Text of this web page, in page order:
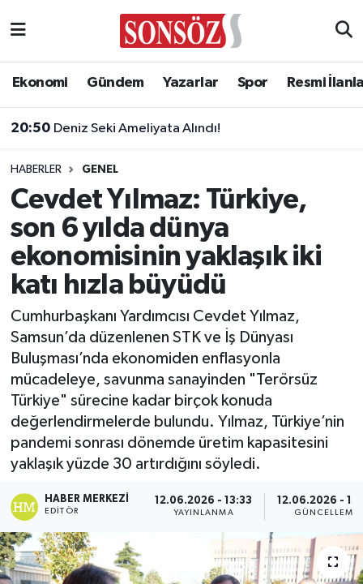
Ekonomi Gündem Yazarlar Spor Resmi
20:50 Deniz Seki Ameliyata Alındı!
HABERLER GENEL
Cevdet Yılmaz: Türkiye,
son 6 yılda dünya
ekonomisinin yaklaşık iki
katı hızla büyüdü
Cumhurbaşkanı Yardımcısı Cevdet Yılmaz,
Samsun’da düzenlenen STK ve İş Dünyası
Buluşması’nda ekonomiden enflasyonla
mücadeleye, savunma sanayinden "Terörsüz
Türkiye" sürecine kadar birçok konuda
değerlendirmelerde bulundu. Yılmaz, Türkiye’nin
pandemi sonrası dönemde üretim kapasitesini
yaklaşık yüzde 30 artırdığını söyledi.
HABER MERKEZI
EDITÖR
12.06.2026 - 13:33
YAYINLANMA
12.06.2026 -
GÜNCELLEME
Asayiş
Biyografi
Çevre
Diğer
Dünya
Eğitim
Ekonomi
Eleman
Emlak
Gündem
Gurme
Ankara Nöbetçi Eczaneler
Ankara Trafik Yoğunluk Haritası
Süper Lig Puan Durumu ve Fikstür
Tüm Manşetler
Son Dakika Haberleri
Haber Arşivi